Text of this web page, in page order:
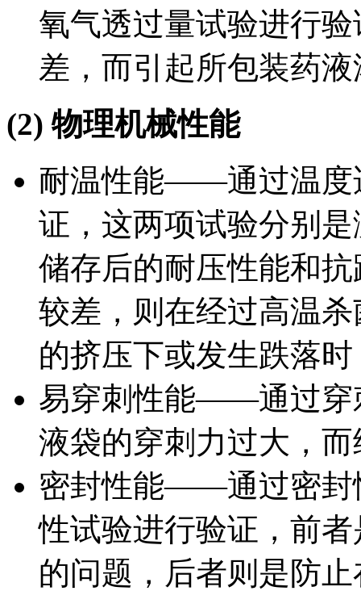
氧气透过量试验进行
差，而引起所包装药
(2) 物理机械性能
耐温性能——通过温度
证，这两项试验分别
储存后的耐压性能和
较差，则在经过高温
的挤压下或发生跌落
易穿刺性能——通过穿
液袋的穿刺力过大，
密封性能——通过密封
性试验进行验证，前
的问题，后者则是防